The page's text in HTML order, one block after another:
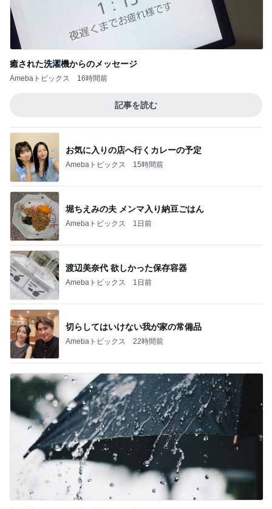
癒された洗濯機からのメッセージ
Amebaトピックス 16時間前
記事を読む
お気に入りの店へ行くカレーの予定
Amebaトピックス 15時間前
堀ちえみの夫 メンマ入り納豆ごはん
Amebaトピックス 1日前
渡辺美奈代 欲しかった保存容器
Amebaトピックス 1日前
切らしてはいけない我が家の常備品
Amebaトピックス 22時間前